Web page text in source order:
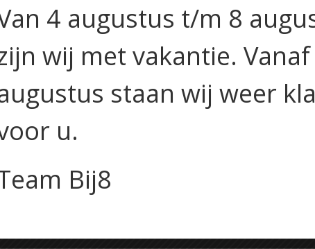
de week
en brushetta-boter
4 augustus t/m 8
wij met vakantie. Vanaf
staan wij weer
u.
Bij8